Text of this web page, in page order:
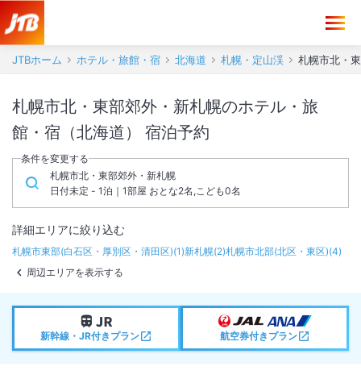
JTBホーム ホテル・旅館・宿 北海道 札幌・定山渓 札幌市北・
札幌市北・東部郊外・新札幌のホテル・旅
館・宿（北海道） 宿泊予約
条件を変更する
札幌市北・東部郊外・新札幌
日付未定 - 1泊｜1部屋 おとな2名,こども0名
詳細エリアに絞り込む
札幌市東部(白石区・厚別区・清田区)(1)新札幌(2)札幌市北部(北区・東区)(4)
周辺エリアを表示する
新幹線・JR付きプラン 航空券付きプラン